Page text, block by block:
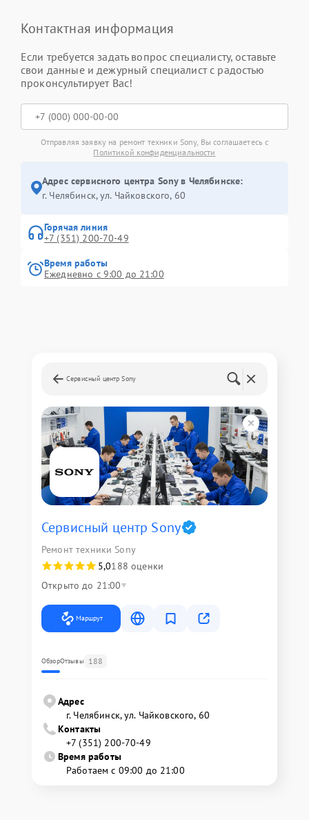
Контактная информация
Если требуется задать вопрос специалисту, оставьте
свои данные и дежурный специалист с радостью
проконсультирует Вас!
Отправляя заявку на ремонт техники Sony, Вы соглашаетесь с
Политикой конфиденциальности
Адрес сервисного центра Sony в Челябинске:
г. Челябинск, ул. Чайковского, 60
Горячая линия
+7 (351) 200-70-49
Время работы
Ежедневно с 9:00 до 21:00
Сервисный центр Sony
Сервисный центр Sony
Ремонт техники Sony
5,0188 оценки
Открыто до 21:00
Маршрут
ОбзорОтзывы 188
Адрес
г. Челябинск, ул. Чайковского, 60
Контакты
+7 (351) 200-70-49
Время работы
Работаем с 09:00 до 21:00